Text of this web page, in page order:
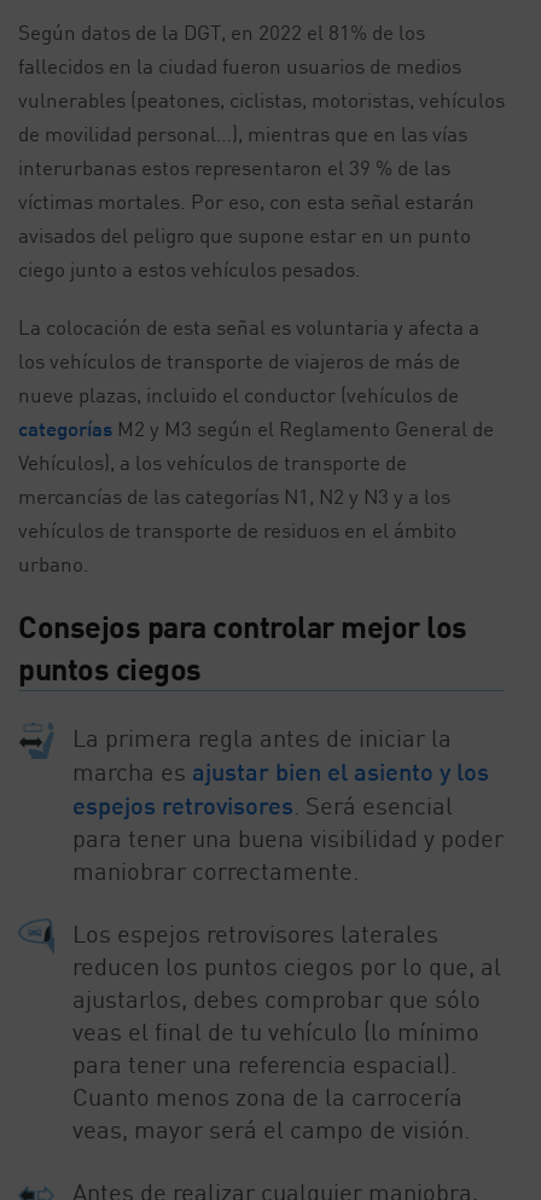
Según datos de la DGT, en 2022 el 81% de los
fallecidos en la ciudad fueron usuarios de medios
vulnerables (peatones, ciclistas, motoristas, vehículos
de movilidad personal…), mientras que en las vías
interurbanas estos representaron el 39 % de las
víctimas mortales. Por eso, con esta señal estarán
avisados del peligro que supone estar en un punto
ciego junto a estos vehículos pesados.
La colocación de esta señal es voluntaria y afecta a
los vehículos de transporte de viajeros de más de
nueve plazas, incluido el conductor (vehículos de
categorías M2 y M3 según el Reglamento General de
Vehículos), a los vehículos de transporte de
mercancías de las categorías N1, N2 y N3 y a los
vehículos de transporte de residuos en el ámbito
urbano.
Consejos para controlar mejor los
puntos ciegos
La primera regla antes de iniciar la
marcha es ajustar bien el asiento y los
espejos retrovisores . Será esencial
para tener una buena visibilidad y poder
maniobrar correctamente.
Los espejos retrovisores laterales
reducen los puntos ciegos por lo que, al
ajustarlos, debes comprobar que sólo
veas el final de tu vehículo (lo mínimo
para tener una referencia espacial).
Cuanto menos zona de la carrocería
veas, mayor será el campo de visión.
Antes de realizar cualquier maniobra,